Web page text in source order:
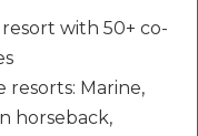
resort with 50+ co-
resorts: Marine,
horseback,